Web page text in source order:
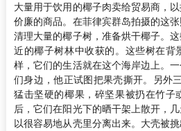
大量用于饮用的椰子肉卖给贸易商，
价廉的商品。在菲律宾群岛拍摄的这
清理大量的椰子树，准备烘干椰子。
近的椰子树林中收获的。这些树在背
样，它们的生活就在这个海岸边上。
们身边，他正试图把果壳撕开。另外三
猛击坚硬的椰果，碎坚果被扔在竹子
后，它们在阳光下的晒干架上散开，
以很容易地从壳里分离出来。大壳被